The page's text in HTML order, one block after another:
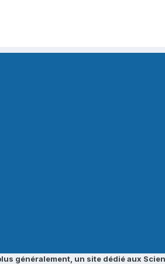
généralement, un site dédié aux